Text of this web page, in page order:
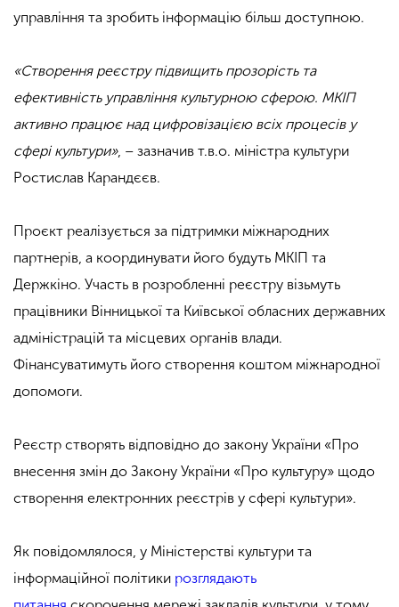
управління та зробить інформацію більш доступною.
«Створення реєстру підвищить прозорість та
ефективність управління культурною сферою. МКІП
активно працює над цифровізацією всіх процесів у
сфері культури», – зазначив т.в.о. міністра культури
Ростислав Карандєєв.
Проєкт реалізується за підтримки міжнародних
партнерів, а координувати його будуть МКІП та
Держкіно. Участь в розробленні реєстру візьмуть
працівники Вінницької та Київської обласних державних
адміністрацій та місцевих органів влади.
Фінансуватимуть його створення коштом міжнародної
допомоги.
Реєстр створять відповідно до закону України «Про
внесення змін до Закону України «Про культуру» щодо
створення електронних реєстрів у сфері культури».
Як повідомлялося, у Міністерстві культури та
інформаційної політики розглядають